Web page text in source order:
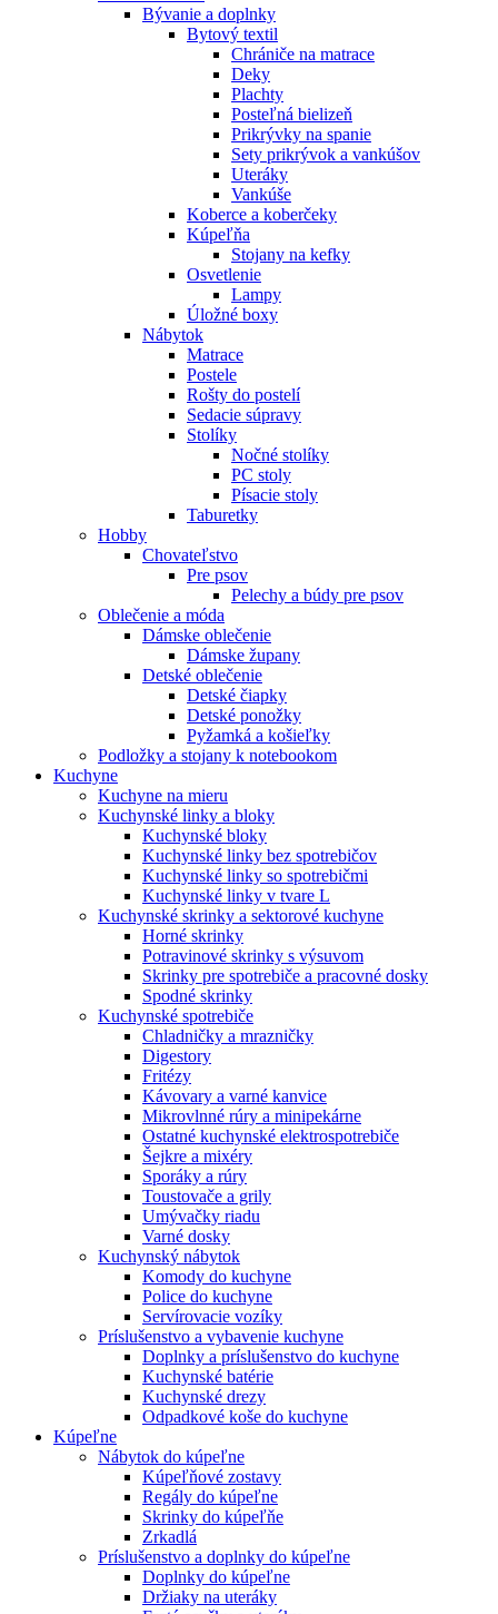
Bývanie a doplnky
Bytový textil
Chrániče na matrace
Deky
Plachty
Posteľná bielizeň
Prikrývky na spanie
Sety prikrývok a vankúšov
Uteráky
Vankúše
Koberce a koberčeky
Kúpeľňa
Stojany na kefky
Osvetlenie
Lampy
Úložné boxy
Nábytok
Matrace
Postele
Rošty do postelí
Sedacie súpravy
Stolíky
Nočné stolíky
PC stoly
Písacie stoly
Taburetky
Hobby
Chovateľstvo
Pre psov
Pelechy a búdy pre psov
Oblečenie a móda
Dámske oblečenie
Dámske župany
Detské oblečenie
Detské čiapky
Detské ponožky
Pyžamká a košieľky
Podložky a stojany k notebookom
Kuchyne
Kuchyne na mieru
Kuchynské linky a bloky
Kuchynské bloky
Kuchynské linky bez spotrebičov
Kuchynské linky so spotrebičmi
Kuchynské linky v tvare L
Kuchynské skrinky a sektorové kuchyne
Horné skrinky
Potravinové skrinky s výsuvom
Skrinky pre spotrebiče a pracovné dosky
Spodné skrinky
Kuchynské spotrebiče
Chladničky a mrazničky
Digestory
Fritézy
Kávovary a varné kanvice
Mikrovlnné rúry a minipekárne
Ostatné kuchynské elektrospotrebiče
Šejkre a mixéry
Sporáky a rúry
Toustovače a grily
Umývačky riadu
Varné dosky
Kuchynský nábytok
Komody do kuchyne
Police do kuchyne
Servírovacie vozíky
Príslušenstvo a vybavenie kuchyne
Doplnky a príslušenstvo do kuchyne
Kuchynské batérie
Kuchynské drezy
Odpadkové koše do kuchyne
Kúpeľne
Nábytok do kúpeľne
Kúpeľňové zostavy
Regály do kúpeľne
Skrinky do kúpeľňe
Zrkadlá
Príslušenstvo a doplnky do kúpeľne
Doplnky do kúpeľne
Držiaky na uteráky